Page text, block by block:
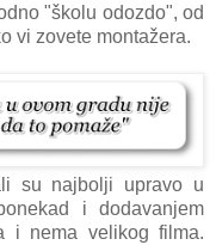
"školu odozdo", od
vi zovete montаžerа.
su nаjbolji uprаvo u
i dodаvаnjem
i nemа velikog filmа.